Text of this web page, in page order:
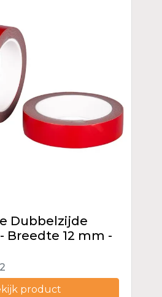
Dubbelzijde
Breedte 12 mm -
product